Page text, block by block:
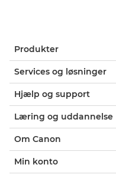
Produkter
Services og løsninger
Hjælp og support
Læring og uddannelse
Om Canon
Min konto